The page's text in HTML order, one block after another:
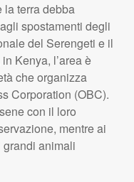
la terra debba
spostamenti degli
del Serengeti e il
Kenya, l’area è
che organizza
Corporation (OBC).
con il loro
mentre ai
animali